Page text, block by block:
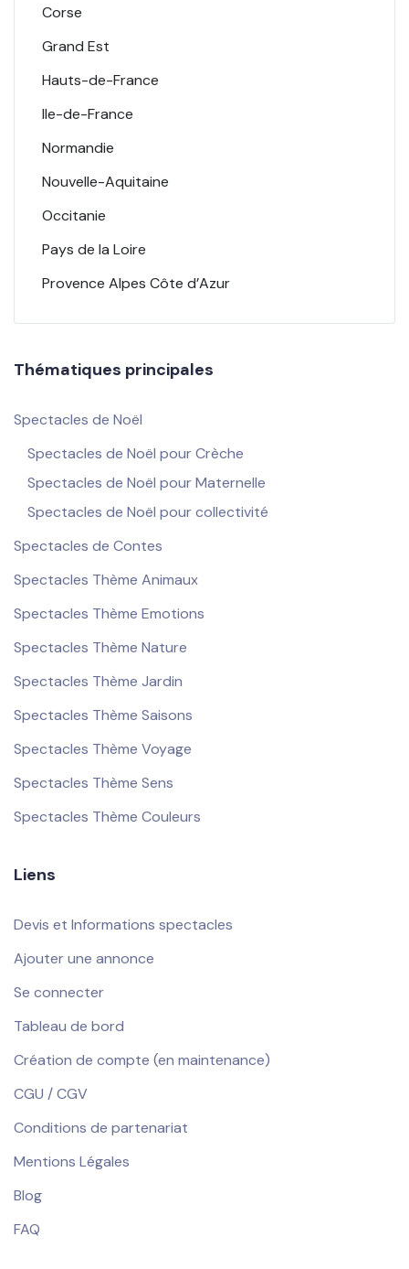
Corse
Grand Est
Hauts-de-France
Ile-de-France
Normandie
Nouvelle-Aquitaine
Occitanie
Pays de la Loire
Provence Alpes Côte d’Azur
Thématiques principales
Spectacles de Noël
Spectacles de Noël pour Crèche
Spectacles de Noël pour Maternelle
Spectacles de Noël pour collectivité
Spectacles de Contes
Spectacles Thème Animaux
Spectacles Thème Emotions
Spectacles Thème Nature
Spectacles Thème Jardin
Spectacles Thème Saisons
Spectacles Thème Voyage
Spectacles Thème Sens
Spectacles Thème Couleurs
Liens
Devis et Informations spectacles
Ajouter une annonce
Se connecter
Tableau de bord
Création de compte (en maintenance)
CGU / CGV
Conditions de partenariat
Mentions Légales
Blog
FAQ